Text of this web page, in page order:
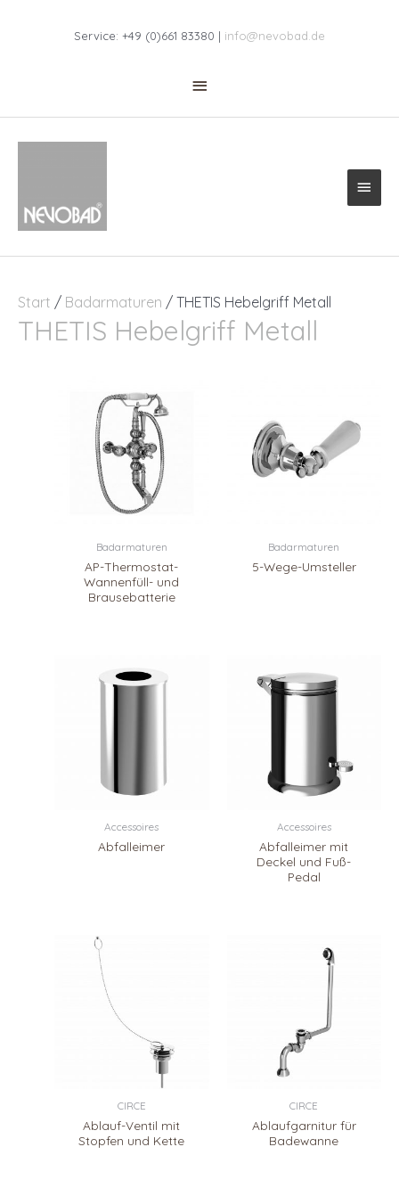
Service: +49 (0)661 83380 | info@nevobad.de
Header
Start / Badarmaturen / THETIS Hebelgriff Metall
THETIS Hebelgriff Metall
Badarmaturen
AP-Thermostat-
Wannenfüll- und
Brausebatterie
Badarmaturen
5-Wege-Umsteller
Accessoires
Abfalleimer
Accessoires
Abfalleimer mit
Deckel und Fuß-
Pedal
CIRCE
Ablauf-Ventil mit
Stopfen und Kette
CIRCE
Ablaufgarnitur für
Badewanne